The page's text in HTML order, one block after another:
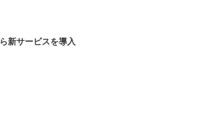
新サービスを導入